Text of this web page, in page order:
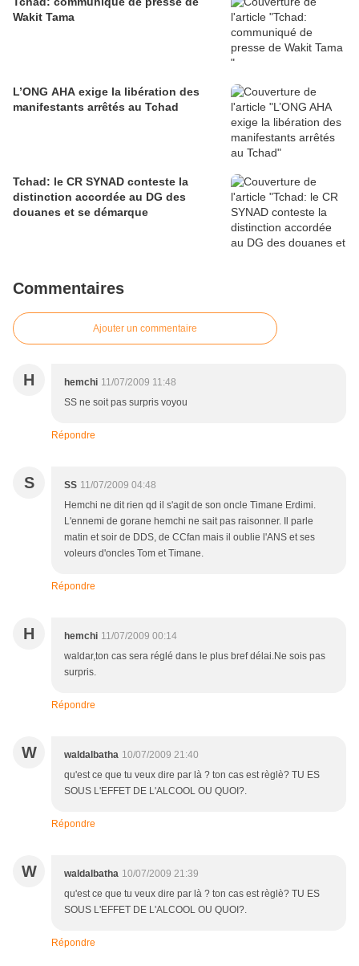
Wakit Tama
L’ONG AHA exige la libération des
manifestants arrêtés au Tchad
Tchad: le CR SYNAD conteste la
distinction accordée au DG des
douanes et se démarque
Commentaires
Ajouter un commentaire
H hemchi 11/07/2009 11:48
SS ne soit pas surpris voyou
Répondre
S SS 11/07/2009 04:48
Hemchi ne dit rien qd il s'agit de son oncle Timane Erdimi.
L'ennemi de gorane hemchi ne sait pas raisonner. Il parle
matin et soir de DDS, de CCfan mais il oublie l'ANS et ses
voleurs d'oncles Tom et Timane.
Répondre
H hemchi 11/07/2009 00:14
waldar,ton cas sera réglé dans le plus bref délai.Ne sois pas
surpris.
Répondre
W waldalbatha 10/07/2009 21:40
qu'est ce que tu veux dire par là ? ton cas est règlè? TU ES
SOUS L'EFFET DE L'ALCOOL OU QUOI?.
Répondre
W waldalbatha 10/07/2009 21:39
qu'est ce que tu veux dire par là ? ton cas est règlè? TU ES
SOUS L'EFFET DE L'ALCOOL OU QUOI?.
Répondre